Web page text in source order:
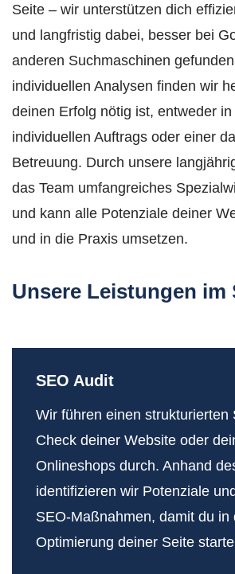
Seite – wir unterstützen dich
und langfristig dabei, besser bei
anderen Suchmaschinen
individuellen Analysen finden wir
deinen Erfolg nötig ist, entweder
individuellen Auftrags oder einer
Betreuung. Durch unsere
das Team umfangreiches
und kann alle Potenziale deiner
und in die Praxis umsetzen.
Unsere Leistungen im
SEO Audit
Wir führen einen strukturierten
Check deiner Website oder
Onlineshops durch. Anhand
identifizieren wir Potenziale
SEO-Maßnahmen, damit du in
Optimierung deiner Seite